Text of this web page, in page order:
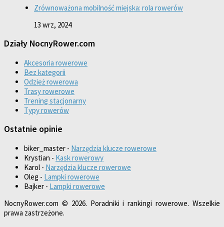
Zrównoważona mobilność miejska: rola rowerów
13 wrz, 2024
Działy NocnyRower.com
Akcesoria rowerowe
Bez kategorii
Odzież rowerowa
Trasy rowerowe
Trening stacjonarny
Typy rowerów
Ostatnie opinie
biker_master - Narzędzia klucze rowerowe
Krystian - Kask rowerowy
Karol - Narzędzia klucze rowerowe
Oleg - Lampki rowerowe
Bajker - Lampki rowerowe
NocnyRower.com © 2026. Poradniki i rankingi rowerowe. Wszelkie
prawa zastrzeżone.